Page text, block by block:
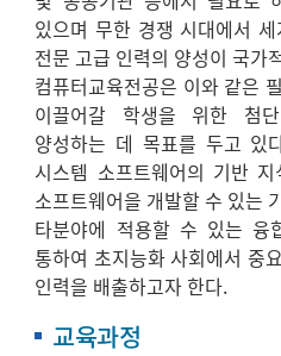
있으며 무한 경쟁 시대에서
전문 고급 인력의 양성이 국가
컴퓨터교육전공은 이와 같은
이끌어갈 학생을 위한 첨
양성하는 데 목표를 두고 있
시스템 소프트웨어의 기반
소프트웨어을 개발할 수 있는
타분야에 적용할 수 있는 융
통하여 초지능화 사회에서 중
인력을 배출하고자 한다.
교육과정